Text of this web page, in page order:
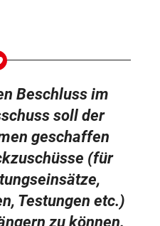
Beschluss im
soll der
geschaffen
(für
Testungen etc.)
zu können.